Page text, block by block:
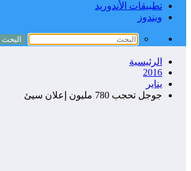
تطبيقات الأندوريد
ويندوز
الرئيسية
2016
يناير
جوجل تحجب 780 مليون إعلان سيئ